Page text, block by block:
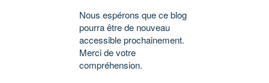
Nous espérons que ce blog
pourra être de nouveau
accessible prochainement.
Merci de votre
compréhension.